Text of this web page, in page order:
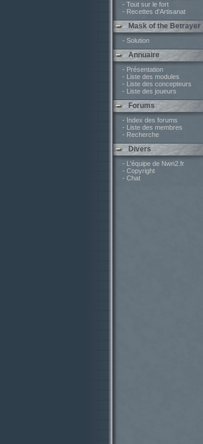
- Tout sur le fort
- Recettes d'Artisanat
Mask of the Betrayer
- Solution
Annuaire
- Présentation
- Liste des modules
- Liste des concepteurs
- Liste des joueurs
Forums
- Index des forums
- Liste des membres
- Recherche
Divers
- L'équipe de Nwn2.fr
- Copyright
- Chat